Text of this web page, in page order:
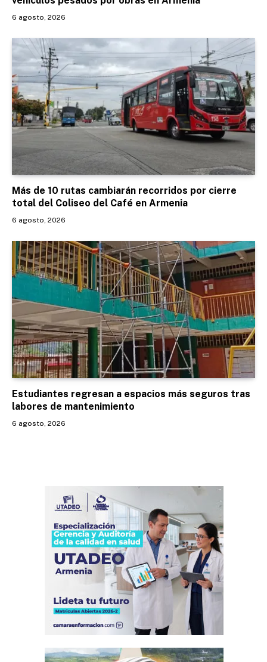
6 agosto, 2026
Más de 10 rutas cambiarán recorridos por cierre
total del Coliseo del Café en Armenia
6 agosto, 2026
Estudiantes regresan a espacios más seguros tras
labores de mantenimiento
6 agosto, 2026